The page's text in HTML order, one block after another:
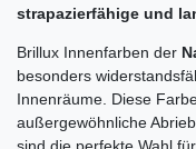
strapazierfähige und
Brillux Innenfarben der
besonders
Innenräume. Diese
außergewöhnliche